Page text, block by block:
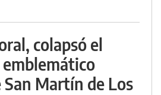
colapsó el
San Martín de Los